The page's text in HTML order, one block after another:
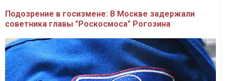
Подозрение в госизмене: В Москве задержали
советника главы "Роскосмоса" Рогозина